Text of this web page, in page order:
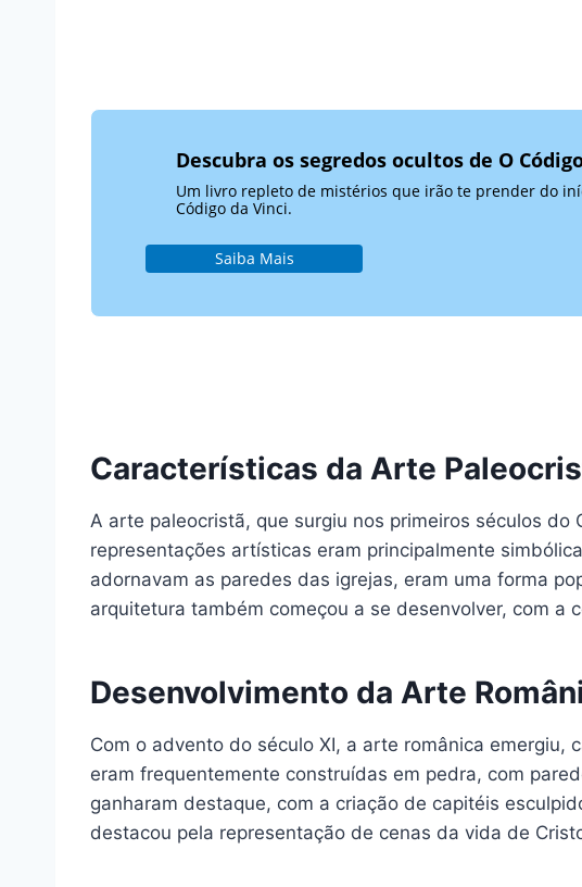
Descubra os segredos ocultos de O
Um livro repleto de mistérios que irão te prender do
Código da Vinci.
Saiba Mais
Características da Arte
A arte paleocristã, que surgiu nos primeiros séculos
representações artísticas eram principalmente
adornavam as paredes das igrejas, eram uma forma
arquitetura também começou a se desenvolver, com
Desenvolvimento da Arte
Com o advento do século XI, a arte românica
eram frequentemente construídas em pedra, com
ganharam destaque, com a criação de capitéis
destacou pela representação de cenas da vida de